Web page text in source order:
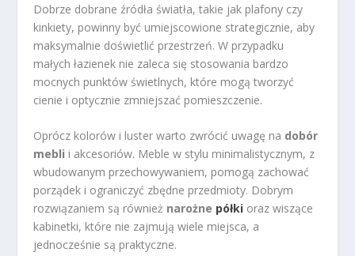
Dobrze dobrane źródła światła, takie jak plafony czy
kinkiety, powinny być umiejscowione strategicznie, aby
maksymalnie doświetlić przestrzeń. W przypadku
małych łazienek nie zaleca się stosowania bardzo
mocnych punktów świetlnych, które mogą tworzyć
cienie i optycznie zmniejszać pomieszczenie.
Oprócz kolorów i luster warto zwrócić uwagę na dobór
mebli i akcesoriów. Meble w stylu minimalistycznym, z
wbudowanym przechowywaniem, pomogą zachować
porządek i ograniczyć zbędne przedmioty. Dobrym
rozwiązaniem są również narożne półki oraz wiszące
kabinetki, które nie zajmują wiele miejsca, a
jednocześnie są praktyczne.